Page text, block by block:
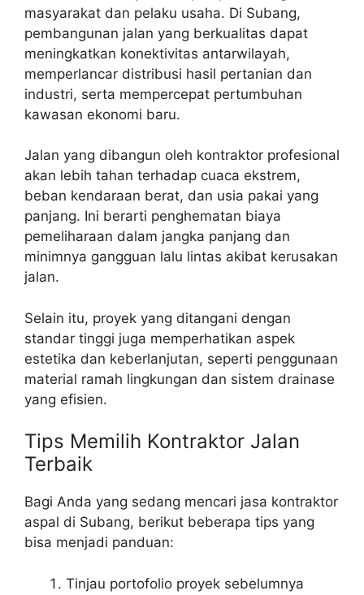
masyarakat dan pelaku usaha. Di Subang,
pembangunan jalan yang berkualitas dapat
meningkatkan konektivitas antarwilayah,
memperlancar distribusi hasil pertanian dan
industri, serta mempercepat pertumbuhan
kawasan ekonomi baru.
Jalan yang dibangun oleh kontraktor profesional
akan lebih tahan terhadap cuaca ekstrem,
beban kendaraan berat, dan usia pakai yang
panjang. Ini berarti penghematan biaya
pemeliharaan dalam jangka panjang dan
minimnya gangguan lalu lintas akibat kerusakan
jalan.
Selain itu, proyek yang ditangani dengan
standar tinggi juga memperhatikan aspek
estetika dan keberlanjutan, seperti penggunaan
material ramah lingkungan dan sistem drainase
yang efisien.
Tips Memilih Kontraktor Jalan
Terbaik
Bagi Anda yang sedang mencari jasa kontraktor
aspal di Subang, berikut beberapa tips yang
bisa menjadi panduan:
Tinjau portofolio proyek sebelumnya